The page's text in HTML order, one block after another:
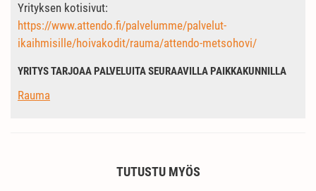
Yrityksen kotisivut:
https://www.attendo.fi/palvelumme/palvelut-
ikaihmisille/hoivakodit/rauma/attendo-metsohovi/
YRITYS TARJOAA PALVELUITA SEURAAVILLA PAIKKAKUNNILLA
Rauma
TUTUSTU MYÖS